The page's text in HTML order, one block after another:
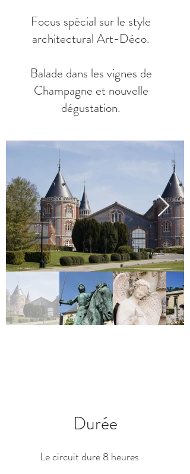
Focus spécial sur le style
architectural Art-Déco.
Balade dans les vignes de
Champagne et nouvelle
dégustation.
Durée
Le circuit dure 8 heures